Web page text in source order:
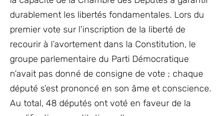
durablement les libertés fondamentales. Lors du
premier vote sur l’inscription de la liberté de
recourir à l’avortement dans la Constitution, le
groupe parlementaire du Parti Démocratique
n’avait pas donné de consigne de vote ; chaque
député s’est prononcé en son âme et conscience.
Au total, 48 députés ont voté en faveur de la